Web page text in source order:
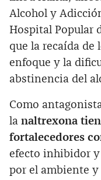
Alcohol y
Hospital Popular
que la recaída de
enfoque y la
abstinencia del
Como
la naltrexona
fortalecedores
efecto inhibidor y
por el ambiente